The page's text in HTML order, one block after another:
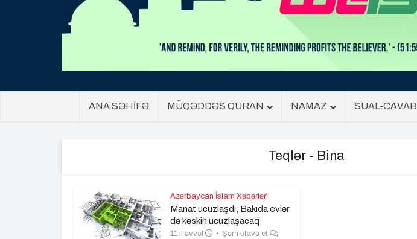
ANA SƏHİFƏ MÜQƏDDƏS QURAN NAMAZ SUAL-CAVAB
Teqlər - Bina
Azərbaycan İslam Xəbərləri
Manat ucuzlaşdı, Bakıda evlər
də kəskin ucuzlaşacaq
11 il əvvəl Şərh əlavə et